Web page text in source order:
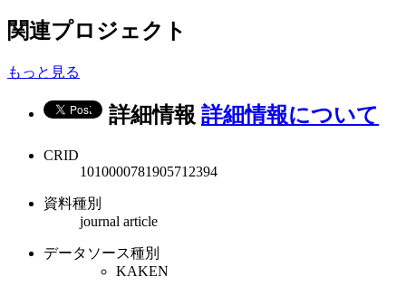
関連プロジェクト
もっと見る
詳細情報 詳細情報について
CRID
1010000781905712394
資料種別
journal article
データソース種別
KAKEN